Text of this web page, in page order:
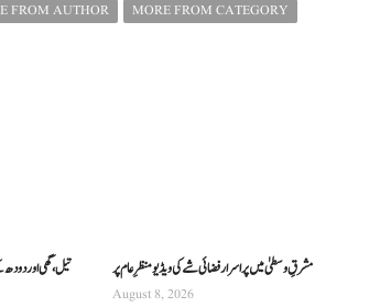
FROM AUTHOR MORE FROM CATEGORY
مشرقِ وسطیٰ میں پراسرار فضائی شے کی ویڈیو منظرِ عام پر
August 8, 2026